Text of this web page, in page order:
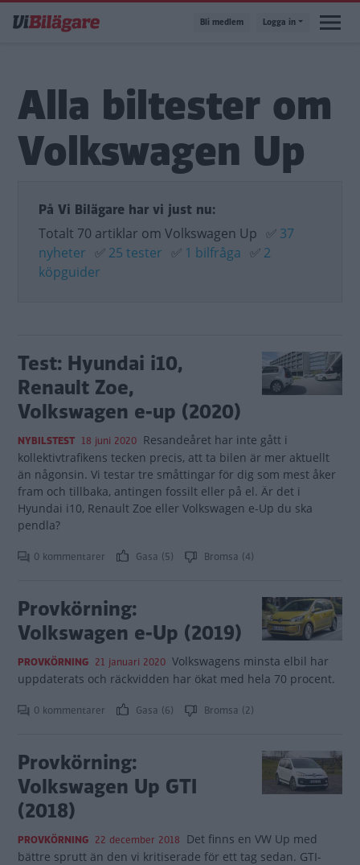
till
Bli medlem Logga in
Alla biltester om
Volkswagen Up
På Vi Bilägare har vi just nu:
Totalt 70 artiklar om Volkswagen Up ✅ 37
nyheter ✅ 25 tester ✅ 1 bilfråga ✅ 2
köpguider
Test: Hyundai i10,
Renault Zoe,
Volkswagen e-up (2020)
NYBILSTEST 18 juni 2020 Resandeåret har inte gått i
kollektivtrafikens tecken precis, att ta bilen är mer aktuellt
än någonsin. Vi testar tre småttingar för dig som mest åker
fram och tillbaka, antingen fossilt eller på el. Är det i
Hyundai i10, Renault Zoe eller Volkswagen e-Up du ska
pendla?
0 kommentarer Gasa (5) Bromsa (4)
Provkörning:
Volkswagen e-Up (2019)
PROVKÖRNING 21 januari 2020 Volkswagens minsta elbil har
uppdaterats och räckvidden har ökat med hela 70 procent.
0 kommentarer Gasa (6) Bromsa (2)
Provkörning:
Volkswagen Up GTI
(2018)
PROVKÖRNING 22 december 2018 Det finns en VW Up med
bättre sprutt än den vi kritiserade för ett tag sedan. GTI-